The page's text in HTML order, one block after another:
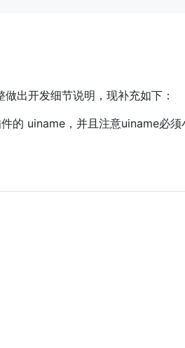
做出开发细节说明，现补充如下：
的 uiname，并且注意uiname必须